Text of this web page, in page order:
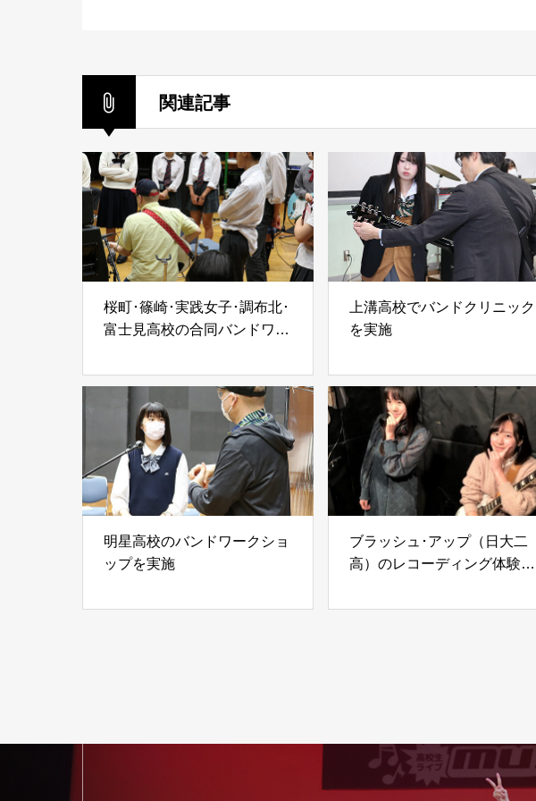
関連記事
桜町･篠崎･実践女子･調布北･
富士見高校の合同バンドワー
上溝高校でバンドクリニック
を実施
明星高校のバンドワークショ
ップを実施
ブラッシュ･アップ（日大二
高）のレコーディング体験③